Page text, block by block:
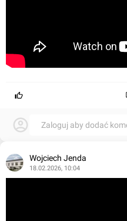
Zaloguj aby dodać
Wojciech Jenda
18.02.2026, 10:04